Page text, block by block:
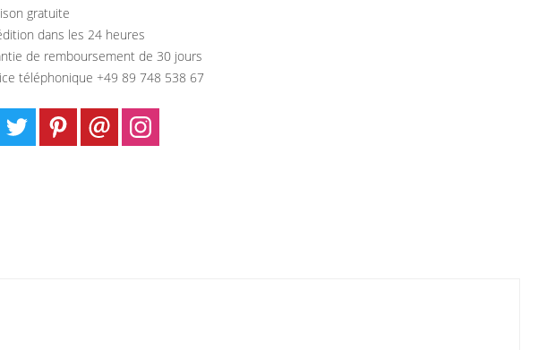
gratuite
dans les 24 heures
de remboursement de 30 jours
téléphonique +49 89 748 538 67